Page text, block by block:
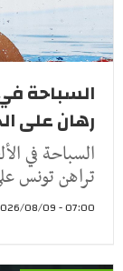
السباحة
رهان على
تراهن تونس
07:00 - 2026/08/09